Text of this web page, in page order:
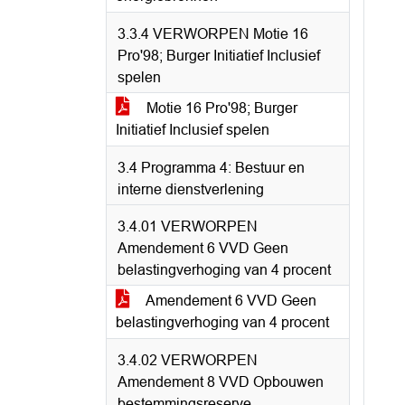
3.3.4 VERWORPEN Motie 16
Pro'98; Burger Initiatief Inclusief
spelen
Motie 16 Pro'98; Burger
Initiatief Inclusief spelen
3.4 Programma 4: Bestuur en
interne dienstverlening
3.4.01 VERWORPEN
Amendement 6 VVD Geen
belastingverhoging van 4 procent
Amendement 6 VVD Geen
belastingverhoging van 4 procent
3.4.02 VERWORPEN
Amendement 8 VVD Opbouwen